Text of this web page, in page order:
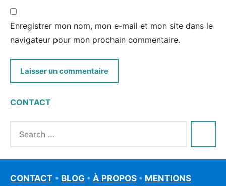
Enregistrer mon nom, mon e-mail et mon site dans le
navigateur pour mon prochain commentaire.
CONTACT
CONTACT • BLOG • À PROPOS • MENTIONS